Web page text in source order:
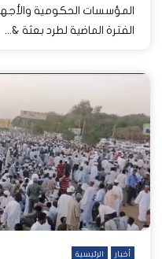
المؤسسات الحكومية
الفترة الماضية لطرد بعثة &...
أخبار الرئيسية